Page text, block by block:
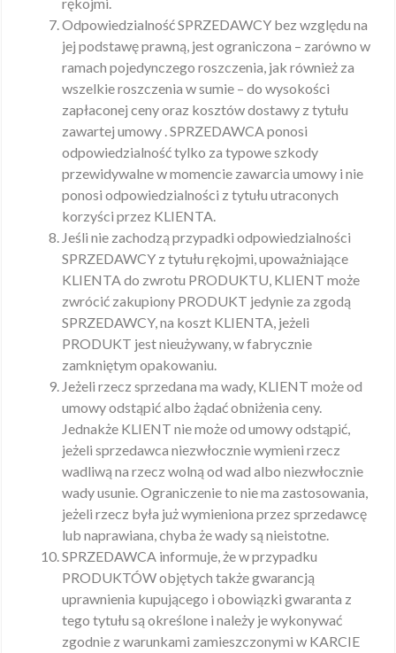
Odpowiedzialność SPRZEDAWCY bez względu na
jej podstawę prawną, jest ograniczona – zarówno w
ramach pojedynczego roszczenia, jak również za
wszelkie roszczenia w sumie – do wysokości
zapłaconej ceny oraz kosztów dostawy z tytułu
zawartej umowy . SPRZEDAWCA ponosi
odpowiedzialność tylko za typowe szkody
przewidywalne w momencie zawarcia umowy i nie
ponosi odpowiedzialności z tytułu utraconych
korzyści przez KLIENTA.
Jeśli nie zachodzą przypadki odpowiedzialności
SPRZEDAWCY z tytułu rękojmi, upoważniające
KLIENTA do zwrotu PRODUKTU, KLIENT może
zwrócić zakupiony PRODUKT jedynie za zgodą
SPRZEDAWCY, na koszt KLIENTA, jeżeli
PRODUKT jest nieużywany, w fabrycznie
zamkniętym opakowaniu.
Jeżeli rzecz sprzedana ma wady, KLIENT może od
umowy odstąpić albo żądać obniżenia ceny.
Jednakże KLIENT nie może od umowy odstąpić,
jeżeli sprzedawca niezwłocznie wymieni rzecz
wadliwą na rzecz wolną od wad albo niezwłocznie
wady usunie. Ograniczenie to nie ma zastosowania,
jeżeli rzecz była już wymieniona przez sprzedawcę
lub naprawiana, chyba że wady są nieistotne.
SPRZEDAWCA informuje, że w przypadku
PRODUKTÓW objętych także gwarancją
uprawnienia kupującego i obowiązki gwaranta z
tego tytułu są określone i należy je wykonywać
zgodnie z warunkami zamieszczonymi w KARCIE